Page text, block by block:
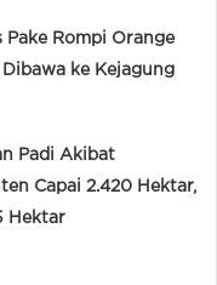
Pake Rompi Orange
ke Kejagung
Padi Akibat
Capai 2.420 Hektar,
Hektar